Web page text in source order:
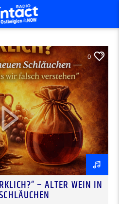
0
– ALTER WEIN IN